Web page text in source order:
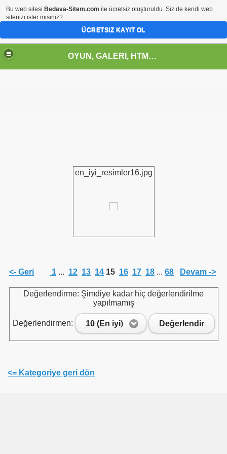
OYUN, GALERİ, HTML, SOHBET, FORUM, TR.GG, PARA KAZAN, TOPLİST, ANKET, KAMPANYA, VİDEO, NAPOLYON, ŞİİR, YEMEK, EĞİTİM, MÜZİK, SİNEMA, SPOR, İDDAA, FIKRA, WEBMASTER, KOD, GEYİK, TEKNOLOJİ
en_iyi_resimler16.jpg
<- Geri 1 ... 12 13 14 15 16 17 18 ... 68 Devam ->
Değerlendirme: Şimdiye kadar hiç değerlendirilme
yapılmamış
Değerlendirmen: 10 (En iyi) Değerlendir
<= Kategoriye geri dön
Bu web sitesi Bedava-Sitem.com ile ücretsiz oluşturuldu. Siz de kendi web
sitenizi ister misiniz?
ÜCRETSIZ KAYIT OL